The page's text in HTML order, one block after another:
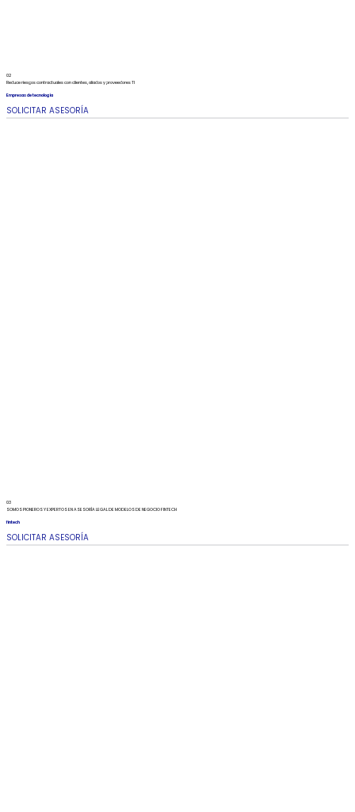
02
Reduce riesgos contractuales con clientes, aliados y proveedores TI
Empresas de tecnología
SOLICITAR ASESORÍA
03
SOMOS PIONEROS Y EXPERTOS EN ASESORÍA LEGAL DE MODELOS DE NEGOCIO FINTECH
fintech
SOLICITAR ASESORÍA